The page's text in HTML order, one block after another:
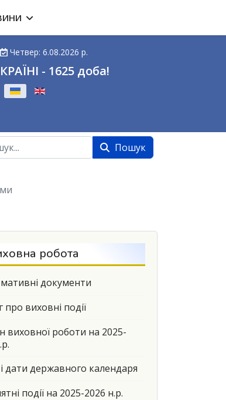
Четвер: 6.08.2026 р.
- 1625 доба!
Пошук
робота
документи
про виховні події
виховної роботи на 2025-
дати державного календаря
події на 2025-2026 н.р.